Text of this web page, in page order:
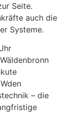
Seite.
auch die
Systeme.
– die